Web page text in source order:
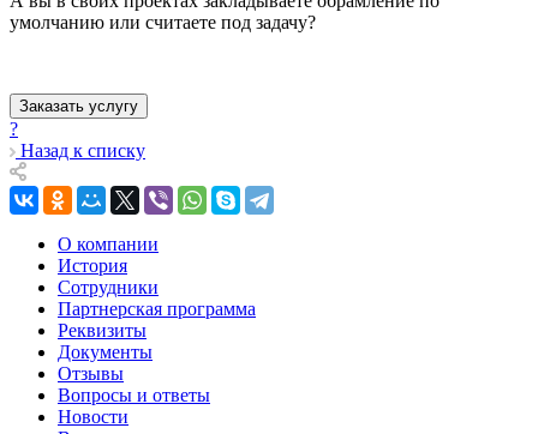
умолчанию или считаете под задачу?
Заказать услугу
?
Назад к списку
О компании
История
Сотрудники
Партнерская программа
Реквизиты
Документы
Отзывы
Вопросы и ответы
Новости